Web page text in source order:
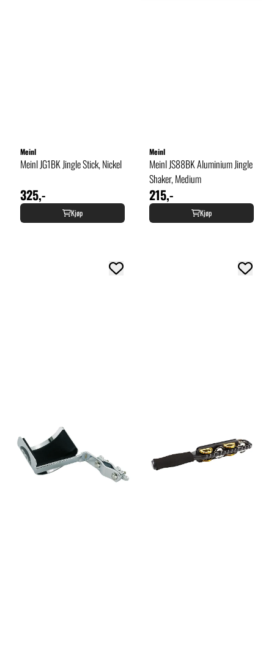
Meinl
Meinl JG1BK Jingle Stick, Nickel
325,-
Kjøp
Meinl
Meinl JS88BK Aluminium Jingle
Shaker, Medium
215,-
Kjøp